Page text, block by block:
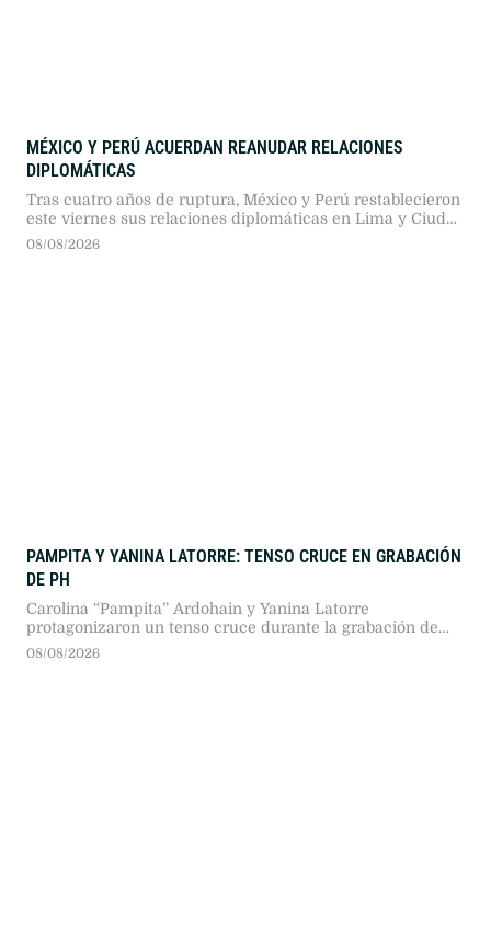
MÉXICO Y PERÚ ACUERDAN REANUDAR RELACIONES
DIPLOMÁTICAS
Tras cuatro años de ruptura, México y Perú restablecieron
este viernes sus relaciones diplomáticas en Lima y Ciudad
de México, luego de que el nuevo gobierno peruano
otorgara un salvoconducto a la exfuncionaria Betssy
08/08/2026
PAMPITA Y YANINA LATORRE: TENSO CRUCE EN GRABACIÓN
DE PH
Carolina “Pampita” Ardohain y Yanina Latorre
protagonizaron un tenso cruce durante la grabación de
PH, Podemos Hablar. Discrepancias sobre el trabajo
periodístico y los cobros de entrevistas encendieron el
08/08/2026